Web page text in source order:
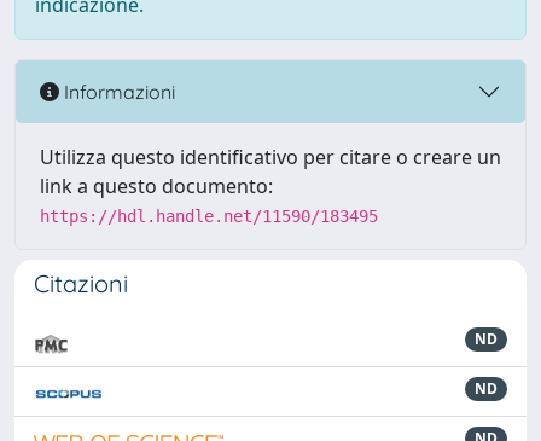
Informazioni
Utilizza questo identificativo per citare o creare un
link a questo documento:
https://hdl.handle.net/11590/183495
Citazioni
ND
ND